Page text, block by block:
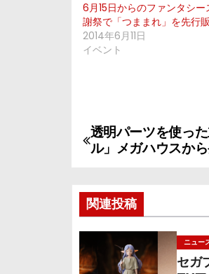
6月15日からのファンタシー
謝祭で「つままれ」を先行
2014年6月11日
イベント
投
ナ
ビ
ゲ
透明パーツを使っ
ル」メガハウスから
関連投稿
ニュー
セガ